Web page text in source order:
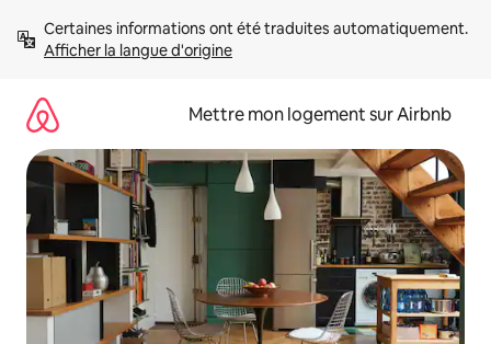
directement
Afficher la langue d'origine
Mettre mon logement sur Airbnb